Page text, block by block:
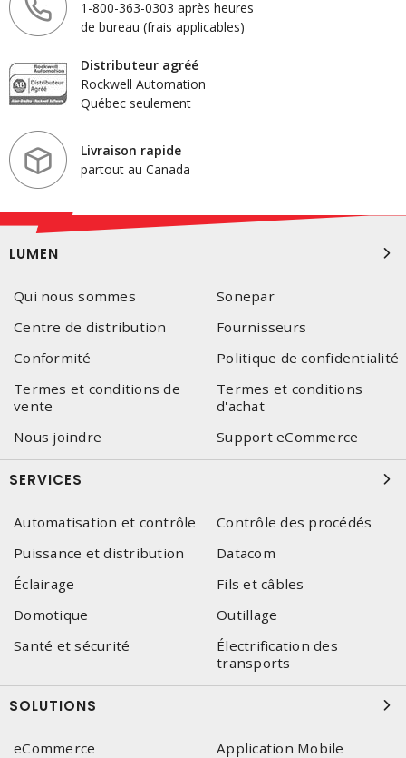
1-800-363-0303 après heures
de bureau (frais applicables)
Distributeur agréé
Rockwell Automation
Québec seulement
Livraison rapide
partout au Canada
LUMEN
Qui nous sommes
Sonepar
Centre de distribution
Fournisseurs
Conformité
Politique de confidentialité
Termes et conditions de
vente
Termes et conditions
d'achat
Nous joindre
Support eCommerce
SERVICES
Automatisation et contrôle
Contrôle des procédés
Puissance et distribution
Datacom
Éclairage
Fils et câbles
Domotique
Outillage
Santé et sécurité
Électrification des
transports
SOLUTIONS
eCommerce
Application Mobile